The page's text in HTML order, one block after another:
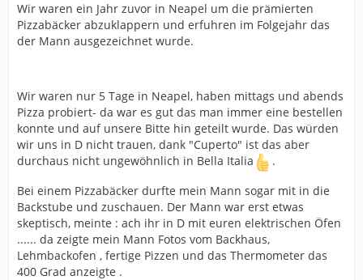
Wir waren ein Jahr zuvor in Neapel um die prämierten
Pizzabäcker abzuklappern und erfuhren im Folgejahr das
der Mann ausgezeichnet wurde.
Wir waren nur 5 Tage in Neapel, haben mittags und abends
Pizza probiert- da war es gut das man immer eine bestellen
konnte und auf unsere Bitte hin geteilt wurde. Das würden
wir uns in D nicht trauen, dank "Cuperto" ist das aber
durchaus nicht ungewöhnlich in Bella Italia
.
Bei einem Pizzabäcker durfte mein Mann sogar mit in die
Backstube und zuschauen. Der Mann war erst etwas
skeptisch, meinte : ach ihr in D mit euren elektrischen Öfen
...... da zeigte mein Mann Fotos vom Backhaus,
Lehmbackofen , fertige Pizzen und das Thermometer das
400 Grad anzeigte .